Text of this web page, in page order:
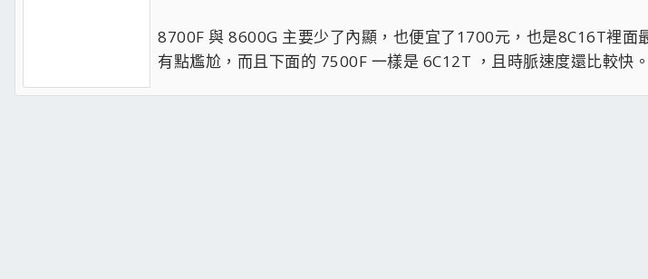
8700F 與 8600G 主要少了內顯，也便宜了1700元，也是8C16T裡
有點尷尬，而且下面的 7500F 一樣是 6C12T ，且時脈速度還比較快。